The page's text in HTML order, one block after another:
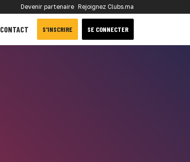
Devenir partenaire Rejoignez Clubs.ma
CONTACT S'INSCRIRE SE CONNECTER